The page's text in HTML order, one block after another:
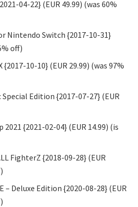
04-22} (EUR 49.99) (was 60%
Nintendo Switch {2017-10-31}
off)
{2017-10-10} (EUR 29.99) (was 97%
Special Edition {2017-07-27} (EUR
2021 {2021-02-04} (EUR 14.99) (is
FighterZ {2018-09-28} (EUR
– Deluxe Edition {2020-08-28} (EUR